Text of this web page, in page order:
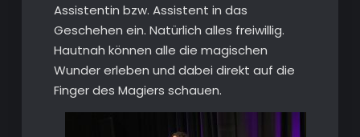
Assistentin bzw. Assistent in das
Geschehen ein. Natürlich alles freiwillig.
Hautnah können alle die magischen
Wunder erleben und dabei direkt auf die
Finger des Magiers schauen.